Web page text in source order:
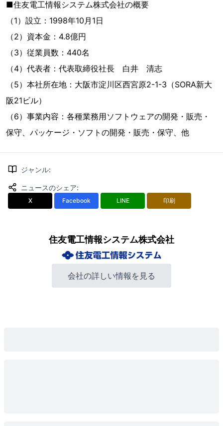
■住友電工情報システム株式会社の概要
（1）設立：1998年10月1日
（2）資本金：4.8億円
（3）従業員数：440名
（4）代表者：代表取締役社長 白井 清志
（5）本社所在地：大阪市淀川区西宮原2-1-3（SORA新大
阪21ビル）
（6）事業内容：各種業務用ソフトウェアの開発・販売・
保守、パッケージ・ソフトの開発・販売・保守、他
ジャンル:
ニュースのシェア:
X Facebook LINE 印刷
住友電工情報システム株式会社
会社の詳しい情報を見る